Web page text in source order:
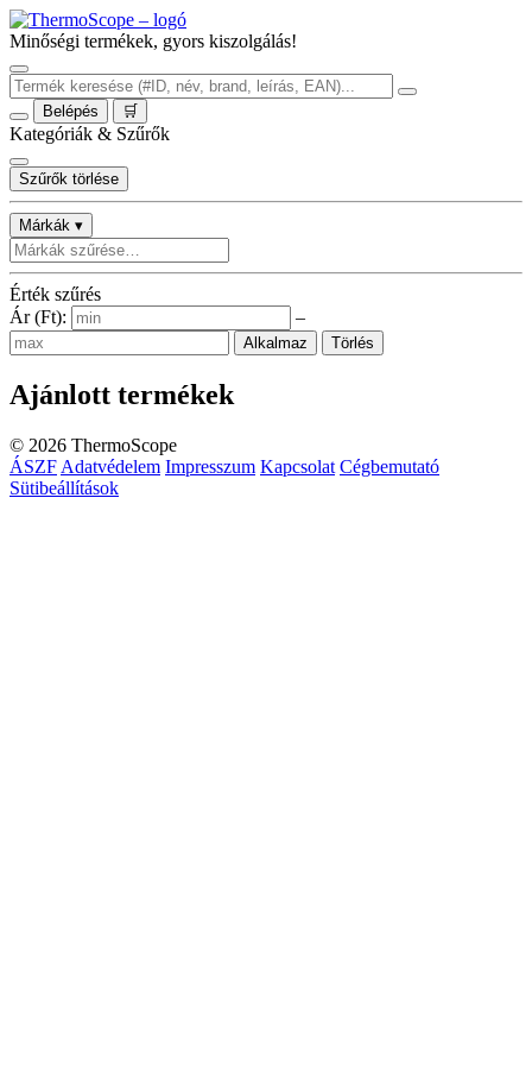
Minőségi termékek, gyors kiszolgálás!
Belépés 🛒
Kategóriák & Szűrők
Szűrők törlése
Márkák ▾
Érték szűrés
Ár (Ft):
–
Alkalmaz Törlés
Ajánlott termékek
© 2026 ThermoScope
ÁSZF Adatvédelem Impresszum Kapcsolat Cégbemutató
Sütibeállítások